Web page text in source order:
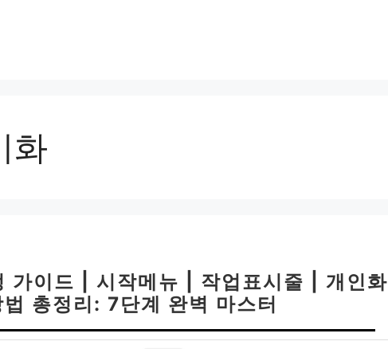
화
가이드 | 시작메뉴 | 작업표시줄 | 개인화
총정리: 7단계 완벽 마스터